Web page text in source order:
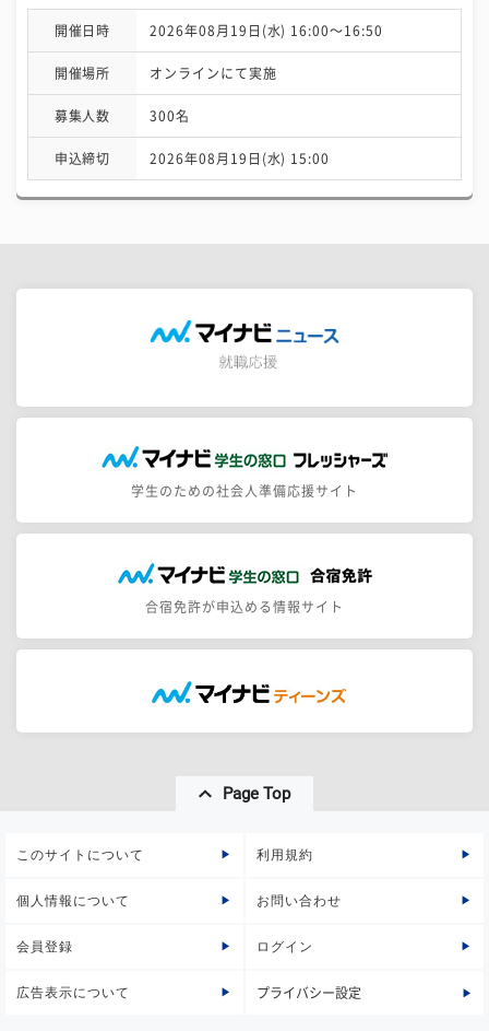
開催日時 2026年08月19日(水) 16:00〜16:50
開催場所 オンラインにて実施
募集人数 300名
申込締切 2026年08月19日(水) 15:00
学生のための社会人準備応援サイト
合宿免許が申込める情報サイト
Page Top
このサイトについて 利用規約
個人情報について お問い合わせ
会員登録 ログイン
広告表示について プライバシー設定